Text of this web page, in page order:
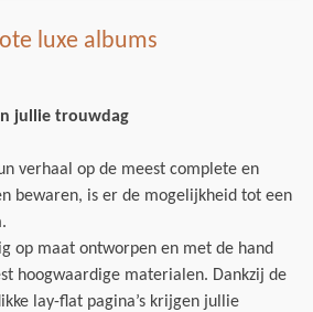
luxe albums
jullie trouwdag
verhaal op de meest complete en
bewaren, is er de mogelijkheid tot een
op maat ontworpen en met de hand
hoogwaardige materialen. Dankzij de
lay-flat pagina’s krijgen jullie